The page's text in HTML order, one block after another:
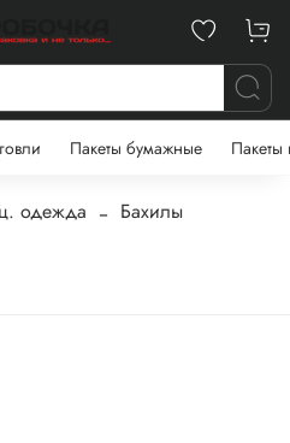
Пакеты бумажные Пакеты
одежда Бахилы